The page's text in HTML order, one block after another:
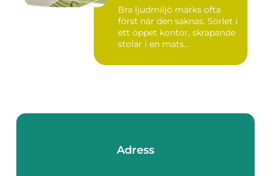
Bra ljudmiljö märks ofta
först när den saknas. Sorlet i
ett öppet kontor, skrapande
stolar i en mats...
Adress